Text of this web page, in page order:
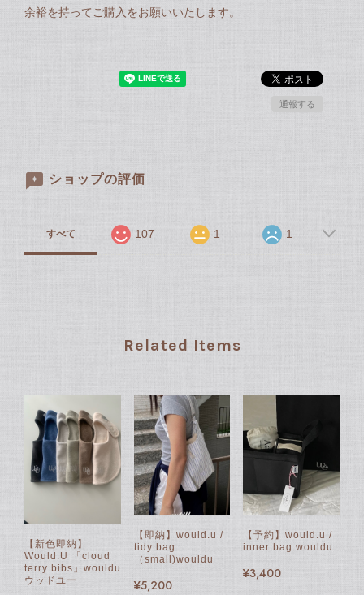
余裕を持ってご購入をお願いいたします。
通報する
ショップの評価
すべて 107 1 1
Related Items
【新色即納】
Would.U 「cloud
terry bibs」wouldu
ウッドユー
【即納】would.u /
tidy bag
（small)wouldu
¥5,200
【予約】would.u /
inner bag wouldu
¥3,400